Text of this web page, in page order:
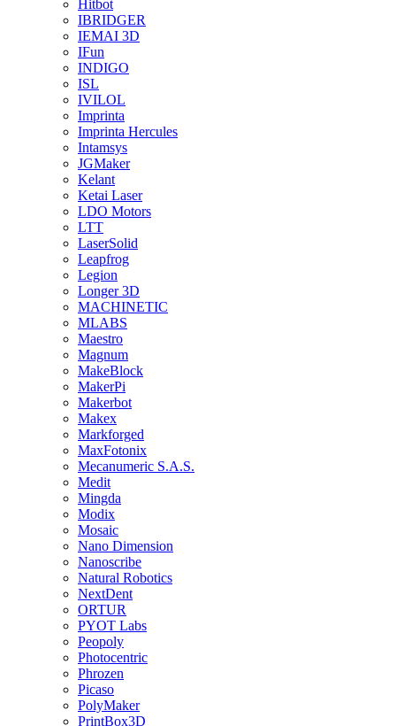
Hitbot
IBRIDGER
IEMAI 3D
IFun
INDIGO
ISL
IVILOL
Imprinta
Imprinta Hercules
Intamsys
JGMaker
Kelant
Ketai Laser
LDO Motors
LTT
LaserSolid
Leapfrog
Legion
Longer 3D
MACHINETIC
MLABS
Maestro
Magnum
MakeBlock
MakerPi
Makerbot
Makex
Markforged
MaxFotonix
Mecanumeric S.A.S.
Medit
Mingda
Modix
Mosaic
Nano Dimension
Nanoscribe
Natural Robotics
NextDent
ORTUR
PYOT Labs
Peopoly
Photocentric
Phrozen
Picaso
PolyMaker
PrintBox3D